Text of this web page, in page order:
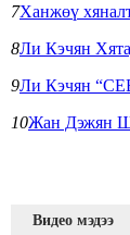
7Ханжөү
8Ли Кэчян
9Ли Кэчян
10Жан Дэжян
Видео мэдээ